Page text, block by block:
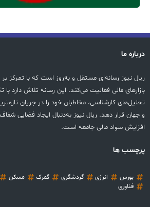
درباره ما
ریال نیوز رسانه‌ای مستقل و به‌روز است که با تمرکز بر
بازارهای مالی فعالیت می‌کند. این رسانه تلاش دارد
تحلیل‌های کارشناسی، مخاطبان خود را در جریان
و جهان قرار دهد. ریال نیوز به‌دنبال ایجاد فضایی
افزایش سواد مالی جامعه است.
پرچسب ها
بورس انرژی گردشگری گمرک مسکن
فناوری